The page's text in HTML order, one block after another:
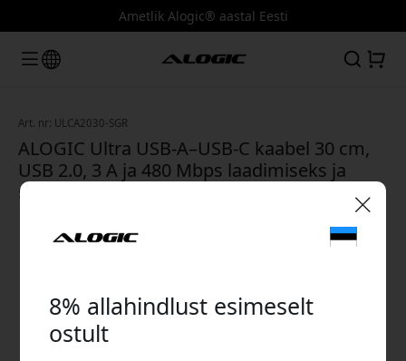
Ametlik Alogic® aastal Eesti
Art. nr: ULCA2030-SGR
ALOGIC Ultra USB-A–USB-C kaabel 30 cm,
USB 2.0, 3 A ja 480 Mbps laadimiseks ja
sünkroonimiseks - Kosmosehall
8% allahindlust esimeselt
ostult
🎉 Sinu sooduskood: